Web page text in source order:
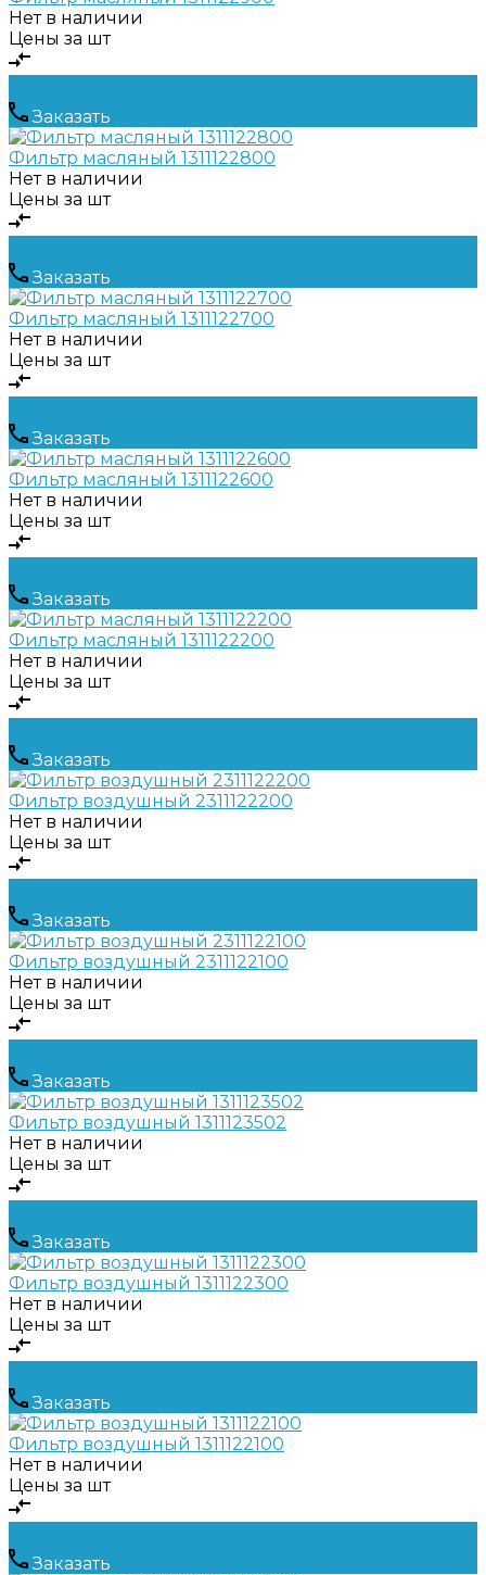
Нет в наличии
Цены за шт
Заказать
Фильтр масляный 1311122800
Нет в наличии
Цены за шт
Заказать
Фильтр масляный 1311122700
Нет в наличии
Цены за шт
Заказать
Фильтр масляный 1311122600
Нет в наличии
Цены за шт
Заказать
Фильтр масляный 1311122200
Нет в наличии
Цены за шт
Заказать
Фильтр воздушный 2311122200
Нет в наличии
Цены за шт
Заказать
Фильтр воздушный 2311122100
Нет в наличии
Цены за шт
Заказать
Фильтр воздушный 1311123502
Нет в наличии
Цены за шт
Заказать
Фильтр воздушный 1311122300
Нет в наличии
Цены за шт
Заказать
Фильтр воздушный 1311122100
Нет в наличии
Цены за шт
Заказать